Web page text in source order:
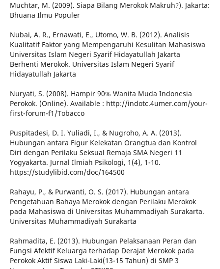
Muchtar, M. (2009). Siapa Bilang Merokok Makruh?). Jakarta:
Bhuana Ilmu Populer
Nubai, A. R., Ernawati, E., Utomo, W. B. (2012). Analisis
Kualitatif Faktor yang Mempengaruhi Kesulitan Mahasiswa
Universitas Islam Negeri Syarif Hidayatullah Jakarta
Berhenti Merokok. Universitas Islam Negeri Syarif
Hidayatullah Jakarta
Nuryati, S. (2008). Hampir 90% Wanita Muda Indonesia
Perokok. (Online). Available : http://indotc.4umer.com/your-
first-forum-f1/Tobacco
Puspitadesi, D. I. Yuliadi, I., & Nugroho, A. A. (2013).
Hubungan antara Figur Kelekatan Orangtua dan Kontrol
Diri dengan Perilaku Seksual Remaja SMA Negeri 11
Yogyakarta. Jurnal Ilmiah Psikologi, 1(4), 1-10.
https://studylibid.com/doc/164500
Rahayu, P., & Purwanti, O. S. (2017). Hubungan antara
Pengetahuan Bahaya Merokok dengan Perilaku Merokok
pada Mahasiswa di Universitas Muhammadiyah Surakarta.
Universitas Muhammadiyah Surakarta
Rahmadita, E. (2013). Hubungan Pelaksanaan Peran dan
Fungsi Afektif Keluarga terhadap Derajat Merokok pada
Perokok Aktif Siswa Laki-Laki(13-15 Tahun) di SMP 3